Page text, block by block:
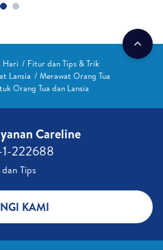
Hari
Fitur dan Tips & Trik
Lansia
Merawat Orang Tua
Orang Tua dan Lansia
Careline​
222688​
Tips
KAMI